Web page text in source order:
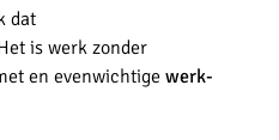
dat
is werk zonder
en evenwichtigewerk-